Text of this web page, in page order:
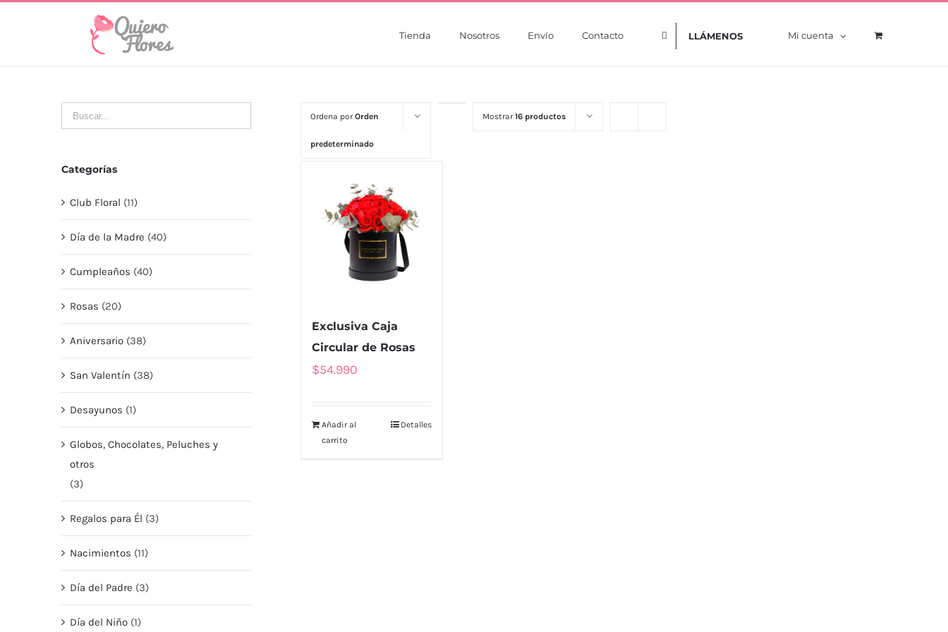
Tienda Nosotros Envío Contacto LLÁMENOS Mi cuenta
Ordena porOrden
predeterminado
Mostrar16 productos
Exclusiva Caja
Circular de Rosas
$54.990
Añadir al
carrito
Detalles
Categorías
Club Floral (11)
Día de la Madre (40)
Cumpleaños (40)
Rosas (20)
Aniversario (38)
San Valentín (38)
Desayunos (1)
Globos, Chocolates, Peluches y
otros
(3)
Regalos para Él (3)
Nacimientos (11)
Día del Padre (3)
Día del Niño (1)
MENU